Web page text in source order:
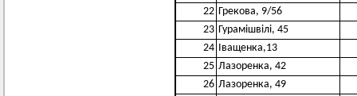
22 Грекова, 9/56
23 Гурамішвілі, 45
24 Іващенка,13
25 Лазоренка, 42
26 Лазоренка, 49